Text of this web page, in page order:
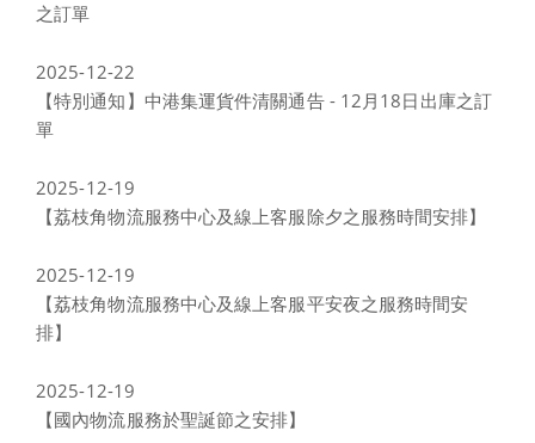
之訂單
2025-12-22
【特別通知】中港集運貨件清關通告 - 12月18日出庫之訂
單
2025-12-19
【荔枝角物流服務中心及線上客服除夕之服務時間安排】
2025-12-19
【荔枝角物流服務中心及線上客服平安夜之服務時間安
排】
2025-12-19
【國內物流服務於聖誕節之安排】